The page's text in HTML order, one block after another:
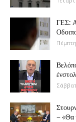
ΓΕΣ:
– «Θα